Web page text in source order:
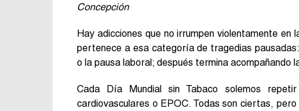
Concepción
Hay adicciones que no irrumpen violentamente en
pertenece a esa categoría de tragedias
o la pausa laboral; después termina acompañando
Cada Día Mundial sin Tabaco solemos
cardiovasculares o EPOC. Todas son ciertas,